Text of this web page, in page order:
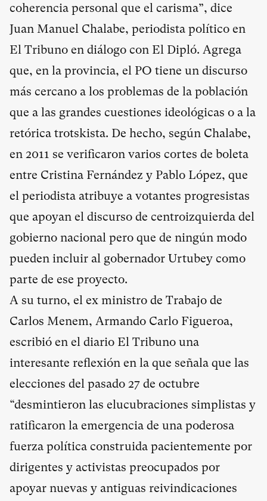
coherencia personal que el carisma”, dice
Juan Manuel Chalabe, periodista político en
El Tribuno en diálogo con El Dipló. Agrega
que, en la provincia, el PO tiene un discurso
más cercano a los problemas de la población
que a las grandes cuestiones ideológicas o a la
retórica trotskista. De hecho, según Chalabe,
en 2011 se verificaron varios cortes de boleta
entre Cristina Fernández y Pablo López, que
el periodista atribuye a votantes progresistas
que apoyan el discurso de centroizquierda del
gobierno nacional pero que de ningún modo
pueden incluir al gobernador Urtubey como
parte de ese proyecto.
A su turno, el ex ministro de Trabajo de
Carlos Menem, Armando Carlo Figueroa,
escribió en el diario El Tribuno una
interesante reflexión en la que señala que las
elecciones del pasado 27 de octubre
“desmintieron las elucubraciones simplistas y
ratificaron la emergencia de una poderosa
fuerza política construida pacientemente por
dirigentes y activistas preocupados por
apoyar nuevas y antiguas reivindicaciones